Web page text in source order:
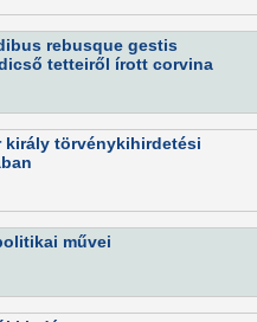
rebusque gestis
tetteiről írott corvina
király törvénykihirdetési
művei